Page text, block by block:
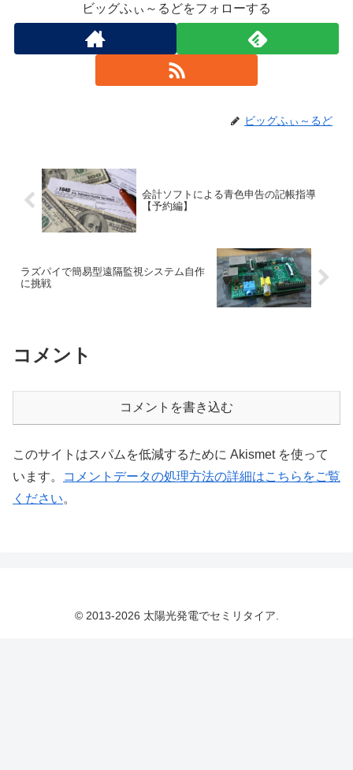
ビッグふぃ～るどをフォローする
ビッグふぃ～るど
会計ソフトによる青色申告の記帳指導
【予約編】
ラズパイで簡易型遠隔監視システム自作
に挑戦
コメント
コメントを書き込む
このサイトはスパムを低減するために Akismet を使って
います。
コメントデータの処理方法の詳細はこちらをご覧
ください。
© 2013-2026 太陽光発電でセミリタイア.